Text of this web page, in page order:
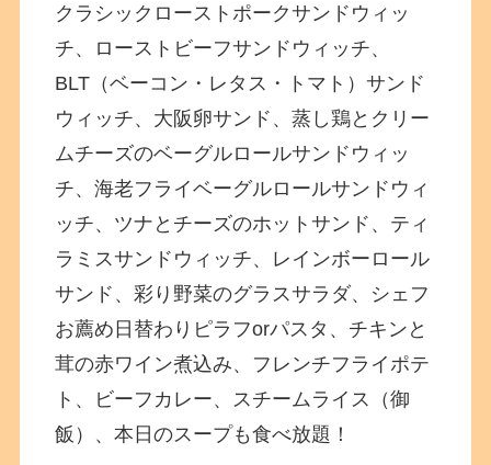
クラシックローストポークサンドウィッ
チ、ローストビーフサンドウィッチ、
BLT（ベーコン・レタス・トマト）サンド
ウィッチ、大阪卵サンド、蒸し鶏とクリー
ムチーズのベーグルロールサンドウィッ
チ、海老フライベーグルロールサンドウィ
ッチ、ツナとチーズのホットサンド、ティ
ラミスサンドウィッチ、レインボーロール
サンド、彩り野菜のグラスサラダ、シェフ
お薦め日替わりピラフorパスタ、チキンと
茸の赤ワイン煮込み、フレンチフライポテ
ト、ビーフカレー、スチームライス（御
飯）、本日のスープも食べ放題！